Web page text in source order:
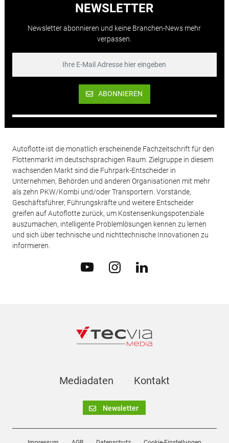
NEWSLETTER
Newsletter abonnieren und keine Branchen-News mehr
verpassen.
ABONNIEREN
Autoflotte ist die monatlich erscheinende Fachzeitschrift für den
Flottenmarkt im deutschsprachigen Raum. Zielgruppe in diesem
wachsenden Markt sind die Fuhrpark-Entscheider in
Unternehmen, Behörden und anderen Organisationen mit mehr
als zehn PKW/Kombi und/oder Transportern. Vorstände,
Geschäftsführer, Führungskräfte und weitere Entscheider
greifen auf Autoflotte zurück, um Kostensenkungspotenziale
auszumachen, intelligente Problemlösungen kennen zu lernen
und sich über technische und nichttechnische Innovationen zu
informieren.
Mediadaten Kontakt
Newsletter